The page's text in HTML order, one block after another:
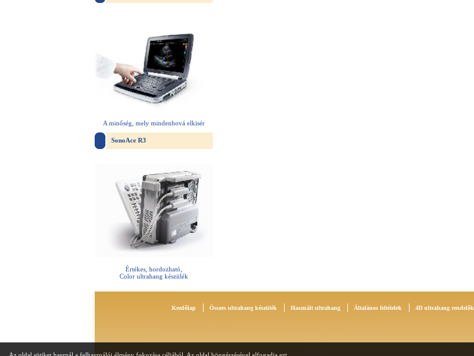
A minőség, mely mindenhová elkisér
SonoAce R3
Értékes, hordozható,
Color ultrahang készülék
Kezdőlap Összes ultrahang készülék Használt ultrahang Általános feltételek 4D ultrahang rendelők